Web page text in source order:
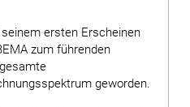
ersten Erscheinen
zum führenden
geworden.